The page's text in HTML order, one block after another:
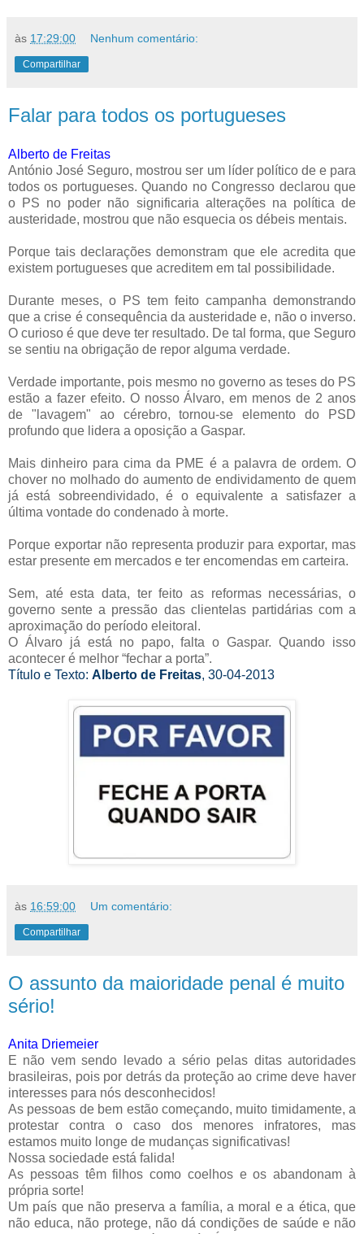
às 17:29:00 Nenhum comentário:
Compartilhar
Falar para todos os portugueses
Alberto de Freitas
António José Seguro, mostrou ser um líder político de e para
todos os portugueses. Quando no Congresso declarou que
o PS no poder não significaria alterações na política de
austeridade, mostrou que não esquecia os débeis mentais.
Porque tais declarações demonstram que ele acredita que
existem portugueses que acreditem em tal possibilidade.
Durante meses, o PS tem feito campanha demonstrando
que a crise é consequência da austeridade e, não o inverso.
O curioso é que deve ter resultado. De tal forma, que Seguro
se sentiu na obrigação de repor alguma verdade.
Verdade importante, pois mesmo no governo as teses do PS
estão a fazer efeito. O nosso Álvaro, em menos de 2 anos
de "lavagem" ao cérebro, tornou-se elemento do PSD
profundo que lidera a oposição a Gaspar.
Mais dinheiro para cima da PME é a palavra de ordem. O
chover no molhado do aumento de endividamento de quem
já está sobreendividado, é o equivalente a satisfazer a
última vontade do condenado à morte.
Porque exportar não representa produzir para exportar, mas
estar presente em mercados e ter encomendas em carteira.
Sem, até esta data, ter feito as reformas necessárias, o
governo sente a pressão das clientelas partidárias com a
aproximação do período eleitoral.
O Álvaro já está no papo, falta o Gaspar. Quando isso
acontecer é melhor “fechar a porta”.
Título e Texto: Alberto de Freitas, 30-04-2013
às 16:59:00 Um comentário:
Compartilhar
O assunto da maioridade penal é muito
sério!
Anita Driemeier
E não vem sendo levado a sério pelas ditas autoridades
brasileiras, pois por detrás da proteção ao crime deve haver
interesses para nós desconhecidos!
As pessoas de bem estão começando, muito timidamente, a
protestar contra o caso dos menores infratores, mas
estamos muito longe de mudanças significativas!
Nossa sociedade está falida!
As pessoas têm filhos como coelhos e os abandonam à
própria sorte!
Um país que não preserva a família, a moral e a ética, que
não educa, não protege, não dá condições de saúde e não